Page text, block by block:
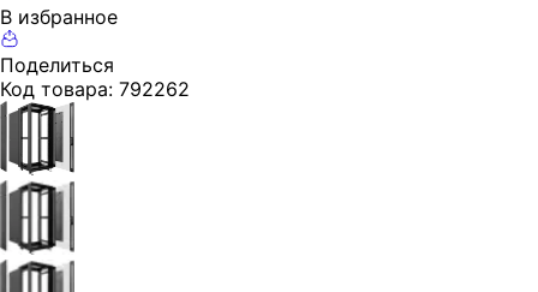
В избранное
Поделиться
Код товара: 792262